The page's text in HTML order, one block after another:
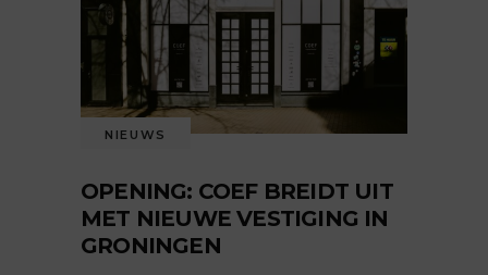
NIEUWS
OPENING: COEF BREIDT UIT
MET NIEUWE VESTIGING IN
GRONINGEN